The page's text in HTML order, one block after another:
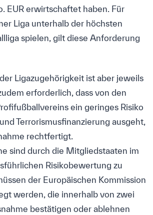
EUR erwirtschaftet haben. Für
Liga unterhalb der höchsten
spielen, gilt diese Anforderung
Ligazugehörigkeit ist aber jeweils
erforderlich, dass von den
ein geringes Risiko
Terrorismusfinanzierung ausgeht,
rechtfertigt.
sind durch die Mitgliedstaaten im
Risikobewertung zu
der Europäischen Kommission
werden, die innerhalb von zwei
bestätigen oder ablehnen